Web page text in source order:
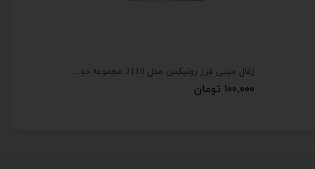
زغال مینی فرز رونیکس مدل 3110 مجموعه دو عددی
۱۰۰,۰۰۰ تومان